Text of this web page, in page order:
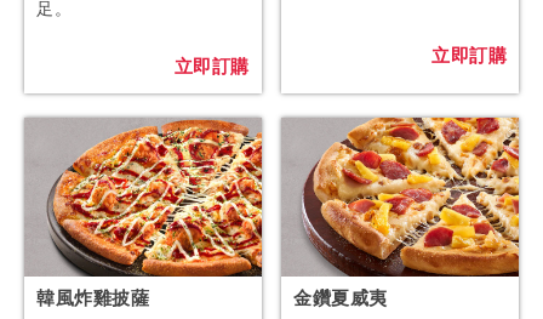
足。
立即訂購 立即訂購
韓風炸雞披薩 金鑽夏威夷